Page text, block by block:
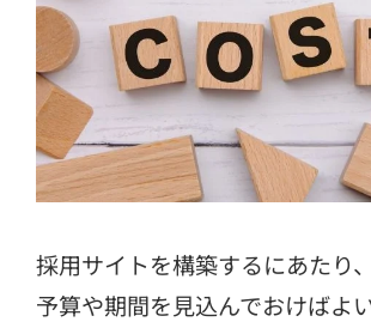
採用サイトを構築するにあたり
予算や期間を見込んでおけばよ